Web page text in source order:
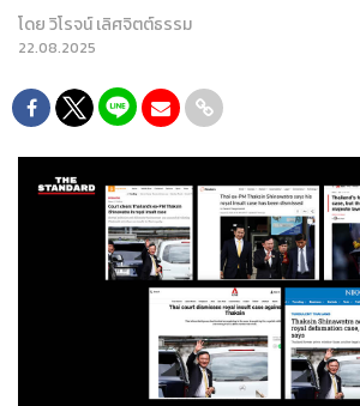
โดยวิโรจน์ เลิศจิตต์ธรรม
22.08.2025